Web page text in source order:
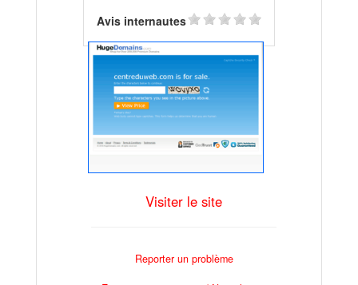
Avis internautes
Visiter le site
Reporter un problème